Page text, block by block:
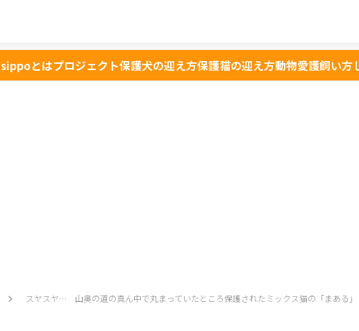
sippoとはプロジェクト保護犬の迎え方保護猫の迎え方動物愛護飼い方
スヤスヤ… 山奥の道の真ん中で丸まっていたところ保護されたミックス猫の「まある」